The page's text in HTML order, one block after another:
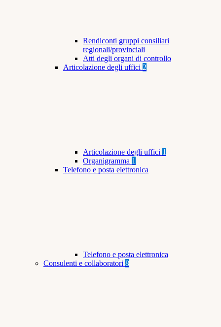
Rendiconti gruppi consiliari
regionali/provinciali
Atti degli organi di controllo
Articolazione degli uffici 2
Articolazione degli uffici 1
Organigramma 1
Telefono e posta elettronica
Telefono e posta elettronica
Consulenti e collaboratori 8